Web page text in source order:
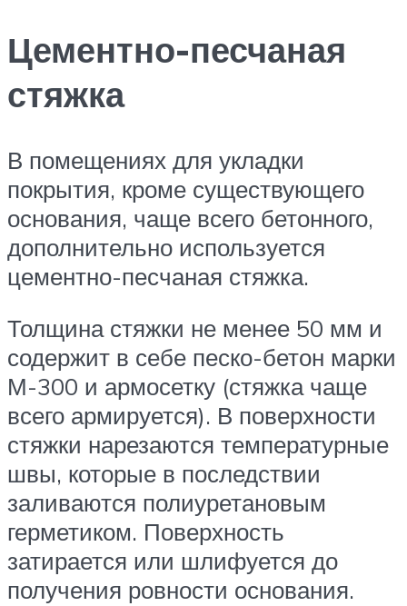
Цементно-песчаная
стяжка
В помещениях для укладки
покрытия, кроме существующего
основания, чаще всего бетонного,
дополнительно используется
цементно-песчаная стяжка.
Толщина стяжки не менее 50 мм и
содержит в себе песко-бетон марки
М-300 и армосетку (стяжка чаще
всего армируется). В поверхности
стяжки нарезаются температурные
швы, которые в последствии
заливаются полиуретановым
герметиком. Поверхность
затирается или шлифуется до
получения ровности основания.